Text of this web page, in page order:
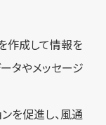
作成して情報を
タやメッセージ
を促進し、風通